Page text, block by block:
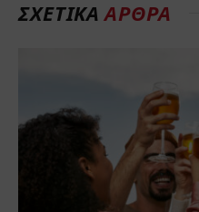
ΣΧΕΤΙΚΑΑΡΘΡΑ